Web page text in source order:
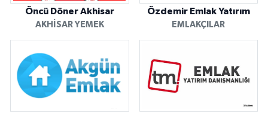
Öncü Döner Akhisar
AKHISAR YEMEK
Özdemir Emlak Yatırım
EMLAKÇILAR